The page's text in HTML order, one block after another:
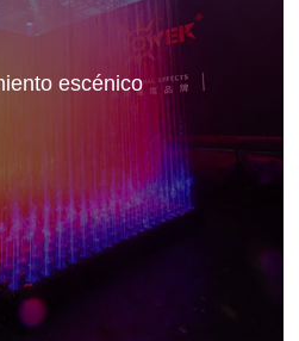
escénico